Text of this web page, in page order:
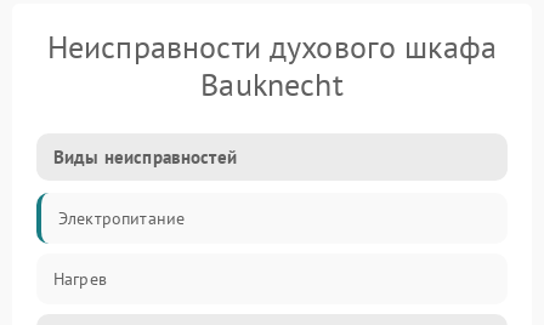
Неисправности духового шкафа
Bauknecht
Виды неисправностей
Электропитание
Нагрев